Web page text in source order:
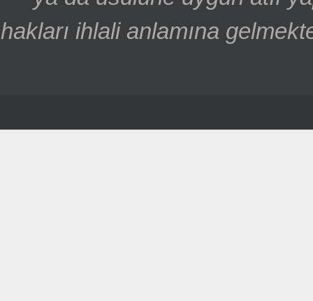
hakları ihlali anlamına